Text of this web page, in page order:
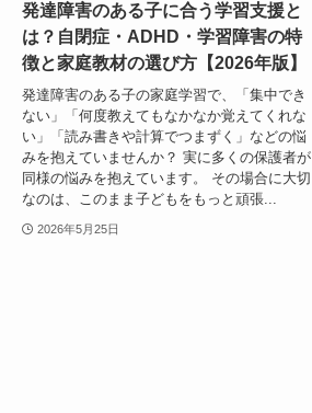
発達障害のある子に合う学習支援と
は？自閉症・ADHD・学習障害の特
徴と家庭教材の選び方【2026年版】
発達障害のある子の家庭学習で、「集中でき
ない」「何度教えてもなかなか覚えてくれな
い」「読み書きや計算でつまずく」などの悩
みを抱えていませんか？ 実に多くの保護者が
同様の悩みを抱えています。 その場合に大切
なのは、このまま子どもをもっと頑張...
2026年5月25日